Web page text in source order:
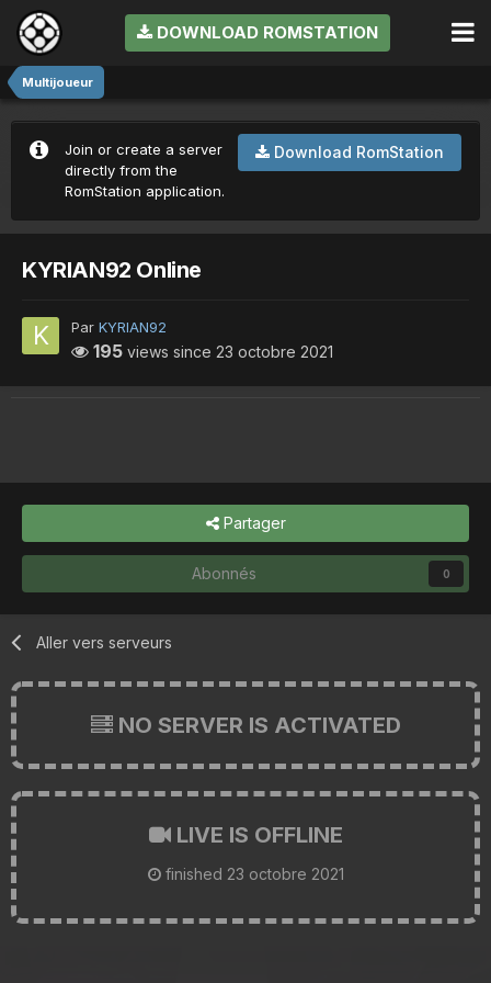
DOWNLOAD ROMSTATION
Multijoueur
Download RomStation
Join or create a server
directly from the
RomStation application.
KYRIAN92 Online
Par KYRIAN92
195 views since 23 octobre 2021
Partager
Abonnés 0
Aller vers serveurs
NO SERVER IS ACTIVATED
LIVE IS OFFLINE
finished 23 octobre 2021